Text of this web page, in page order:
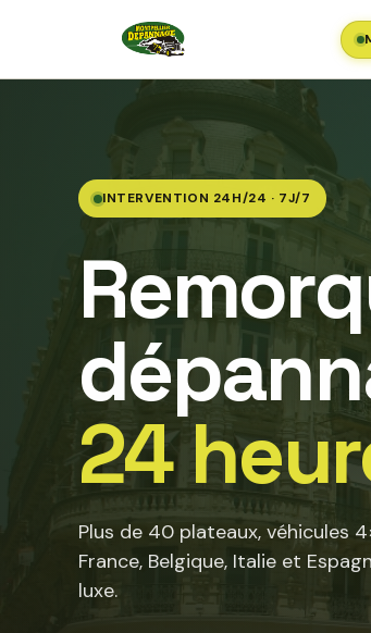
INTERVENTION 24H/24 · 7J/7
24
Plus de 40 plateaux, véhicules
France, Belgique, Italie et
luxe.